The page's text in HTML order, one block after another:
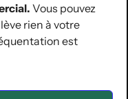
Vous pouvez
rien à votre
est
10